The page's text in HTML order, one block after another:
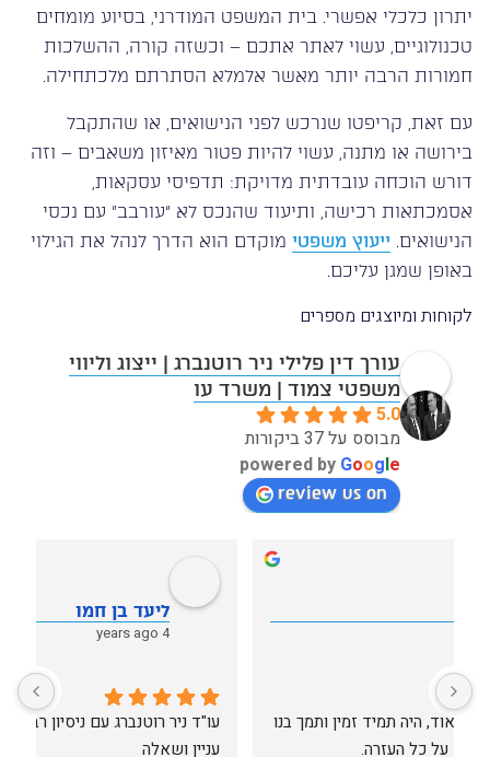
יתרון כלכלי אפשרי. בית המשפט המודרני, בסיוע מומחים
טכנולוגיים, עשוי לאתר אתכם – וכשזה קורה, ההשלכות
חמורות הרבה יותר מאשר אלמלא הסתרתם מלכתחילה.
עם זאת, קריפטו שנרכש לפני הנישואים, או שהתקבל
בירושה או מתנה, עשוי להיות פטור מאיזון משאבים – וזה
דורש הוכחה עובדתית מדויקת: תדפיסי עסקאות,
אסמכתאות רכישה, ותיעוד שהנכס לא “עורבב” עם נכסי
הנישואים. ייעוץ משפטי מוקדם הוא הדרך לנהל את הגילוי
באופן שמגן עליכם.
לקוחות ומיוצגים מספרים
עורך דין פלילי ניר רוטנברג | ייצוג וליווי
משפטי צמוד | משרד עו
5.0
מבוסס על 37 ביקורות
powered by Google
review us on
בפנייתי לעו״ד ניר רוטנברג נענתי באופן מקצועי, יעיל והכי
חשוב זמין!